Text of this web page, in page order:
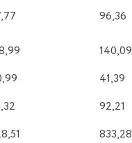
96,36
140,09
41,39
92,21
833,28